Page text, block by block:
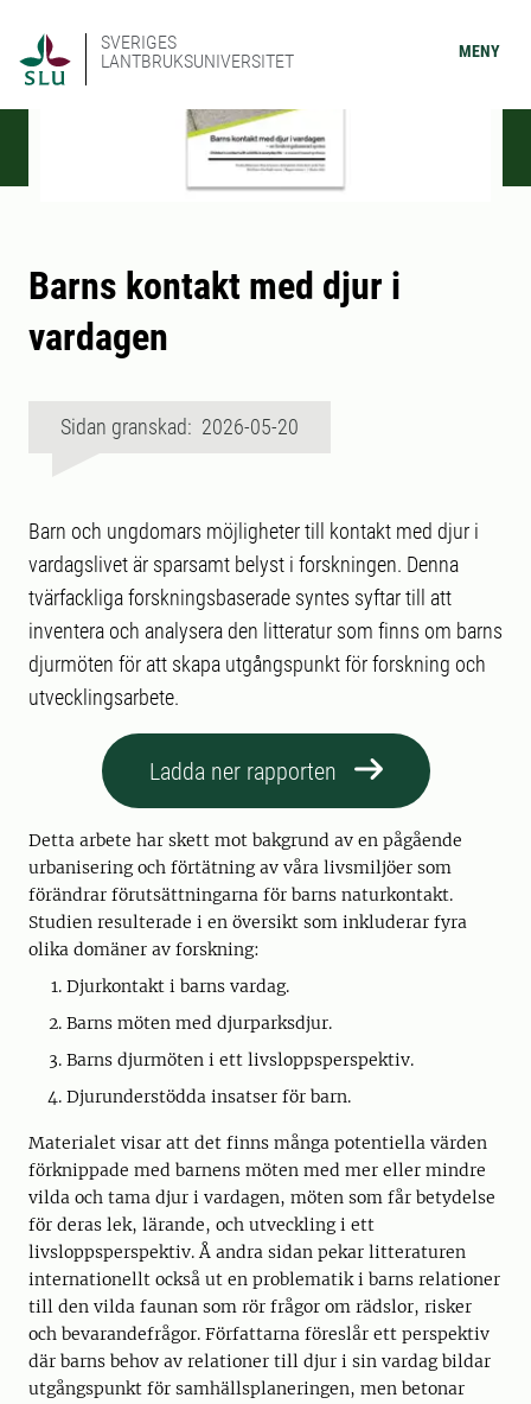
SVERIGES
LANTBRUKSUNIVERSITET
MENY
Barns kontakt med djur i
vardagen
Sidan granskad: 2026-05-20
Barn och ungdomars möjligheter till kontakt med djur i
vardagslivet är sparsamt belyst i forskningen. Denna
tvärfackliga forskningsbaserade syntes syftar till att
inventera och analysera den litteratur som finns om barns
djurmöten för att skapa utgångspunkt för forskning och
utvecklingsarbete.
Ladda ner rapporten
Detta arbete har skett mot bakgrund av en pågående
urbanisering och förtätning av våra livsmiljöer som
förändrar förutsättningarna för barns naturkontakt.
Studien resulterade i en översikt som inkluderar fyra
olika domäner av forskning:
Djurkontakt i barns vardag.
Barns möten med djurparksdjur.
Barns djurmöten i ett livsloppsperspektiv.
Djurunderstödda insatser för barn.
Materialet visar att det finns många potentiella värden
förknippade med barnens möten med mer eller mindre
vilda och tama djur i vardagen, möten som får betydelse
för deras lek, lärande, och utveckling i ett
livsloppsperspektiv. Å andra sidan pekar litteraturen
internationellt också ut en problematik i barns relationer
till den vilda faunan som rör frågor om rädslor, risker
och bevarandefrågor. Författarna föreslår ett perspektiv
där barns behov av relationer till djur i sin vardag bildar
utgångspunkt för samhällsplaneringen, men betonar